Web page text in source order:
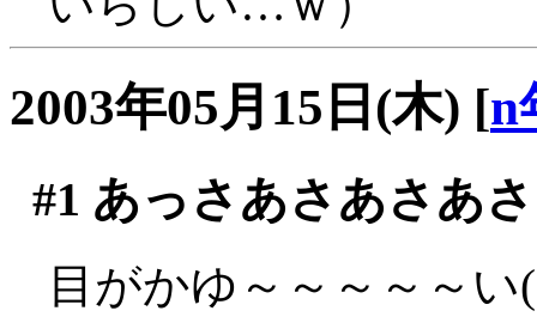
2003年05月15日(木) [n
#1 あっさあさあさあ
目がかゆ～～～～～い